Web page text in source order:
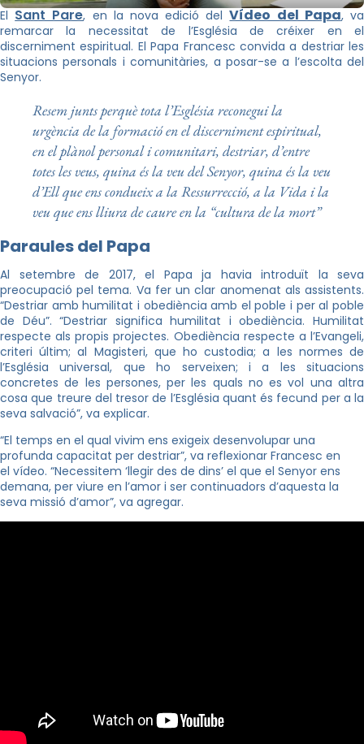
El Sant Pare, en la nova edició delVídeo del Papa, va
remarcar la necessitat de l’Església de créixer en el
discerniment espiritual. El Papa Francesc convida a destriar les
situacions personals i comunitàries, a posar-se a l’escolta del
Senyor.
Resem junts perquè tota l’Església reconegui la
urgència de la formació en el discerniment espiritual,
en el plànol personal i comunitari, destriar, d’entre
totes les veus, quina és la veu del Senyor, quina és la veu
d’Ell que ens condueix a la Ressurrecció, a la Vida i la
veu que ens lliura de caure en la “cultura de la mort”
Paraules del Papa
Al setembre de 2017, el Papa ja havia introduït la seva
preocupació pel tema. Va fer un clar anomenat als assistents.
“Destriar amb humilitat i obediència amb el poble i per al poble
de Déu”. “Destriar significa humilitat i obediència. Humilitat
respecte als propis projectes. Obediència respecte a l’Evangeli,
criteri últim; al Magisteri, que ho custodia; a les normes de
l’Església universal, que ho serveixen; i a les situacions
concretes de les persones, per les quals no es vol una altra
cosa que treure del tresor de l’Església quant és fecund per a la
seva salvació”, va explicar.
“El temps en el qual vivim ens exigeix desenvolupar una
profunda capacitat per destriar”, va reflexionar Francesc en
el vídeo. “Necessitem ‘llegir des de dins’ el que el Senyor ens
demana, per viure en l’amor i ser continuadors d’aquesta la
seva missió d’amor”, va agregar.